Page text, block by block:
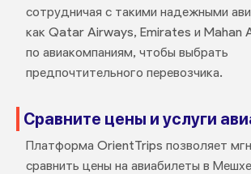
сотрудничая с такими надежными
как Qatar Airways, Emirates и Mahan
по авиакомпаниям, чтобы выбрать
предпочтительного перевозчика.
Сравните цены и услуги
Платформа OrientTrips позволяет
сравнить цены на авиабилеты в